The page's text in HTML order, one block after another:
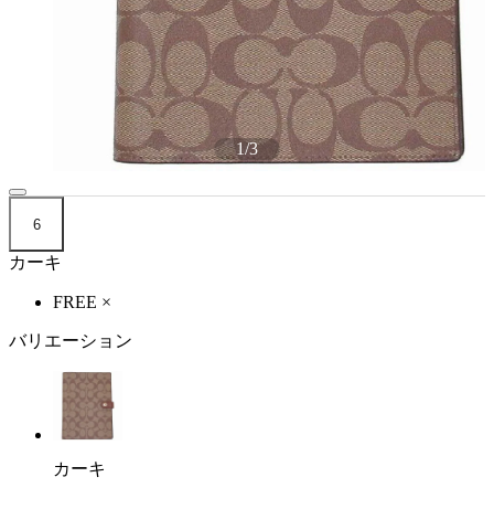
1/3
6
カーキ
FREE ×
バリエーション
カーキ